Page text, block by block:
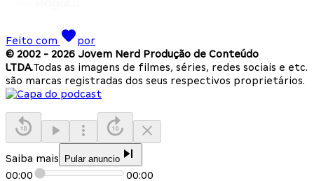
Feito com
por
© 2002 - 2026 Jovem Nerd Produção de Conteúdo
LTDA.Todas as imagens de filmes, séries, redes sociais e etc.
são marcas registradas dos seus respectivos proprietários.
Saiba mais Pular anuncio
00:00 00:00